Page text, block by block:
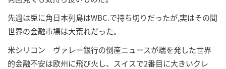
先週は兎に角日本列島はWBC.で持ち切りだったが,実はその間
世界の金融市場は大荒れだった。
米シリコン ヴァレー銀行の倒産ニュースが端を発した世界
的金融不安は欧州に飛び火し、スイスで2番目に大きいクレ